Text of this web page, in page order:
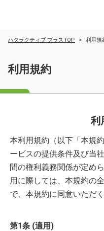
ハタラクティブ プラスTOP 利用規
利用規約
利
本利用規約（以下「本規
ービスの提供条件及び当
間の権利義務関係が定め
用に際しては、本規約の
で、本規約に同意いただ
第1条 (適用)